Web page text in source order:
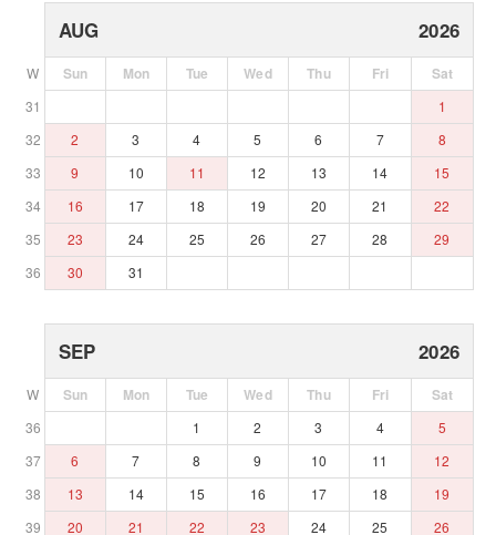
AUG 2026
W Sun Mon Tue Wed Thu Fri Sat
31
1
32
2 3 4 5 6 7
8
33
9 10 11 12 13 14
15
34
16 17 18 19 20 21
22
35
23 24 25 26 27 28
29
36
30 31
SEP 2026
W Sun Mon Tue Wed Thu Fri Sat
36 1 2 3 4
5
37
6 7 8 9 10 11
12
38
13 14 15 16 17 18
19
39
20 21 22 23 24 25 26